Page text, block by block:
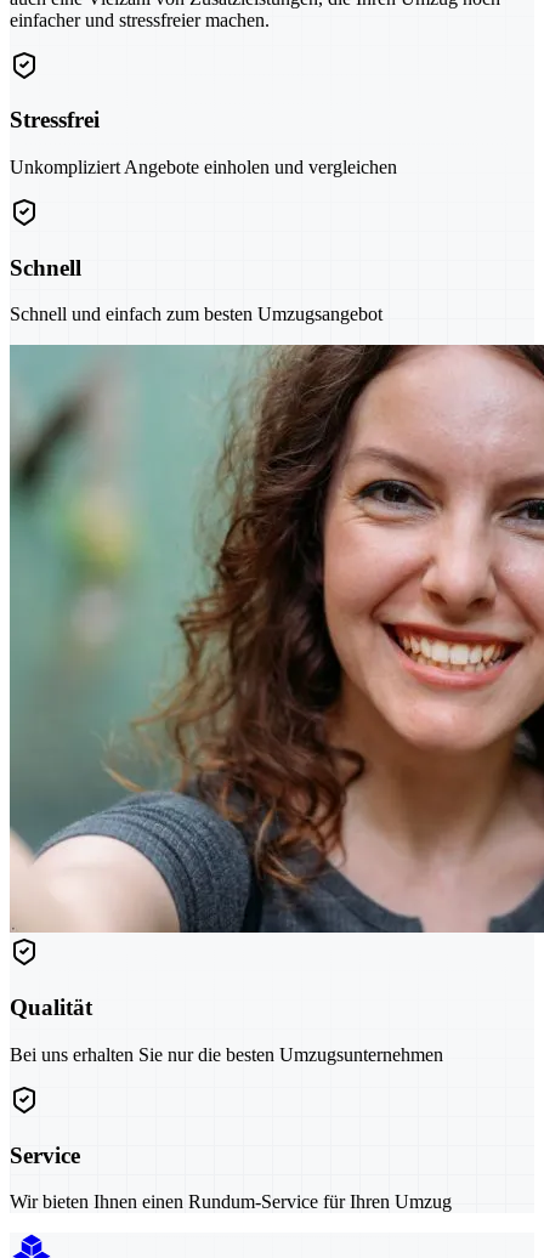
einfacher und stressfreier machen.
Stressfrei
Unkompliziert Angebote einholen und vergleichen
Schnell
Schnell und einfach zum besten Umzugsangebot
Qualität
Bei uns erhalten Sie nur die besten Umzugsunternehmen
Service
Wir bieten Ihnen einen Rundum-Service für Ihren Umzug